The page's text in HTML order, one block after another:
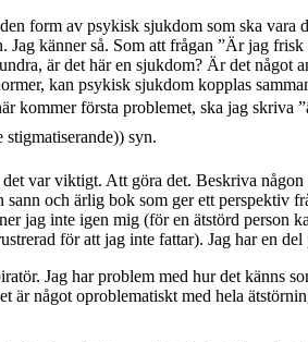
form av psykisk sjukdom som ska
känner så. Som att frågan ”Är jag
är det här en sjukdom? Är det något
kan psykisk sjukdom kopplas
första problemet, ska jag skriva
stigmatiserande)) syn.
det var viktigt. Att göra det. Beskriva
och ärlig bok som ger ett
jag inte igen mig (för en ätstörd
för att jag inte fattar). Jag har en
Jag har problem med hur det känns
något oproblematiskt med hela